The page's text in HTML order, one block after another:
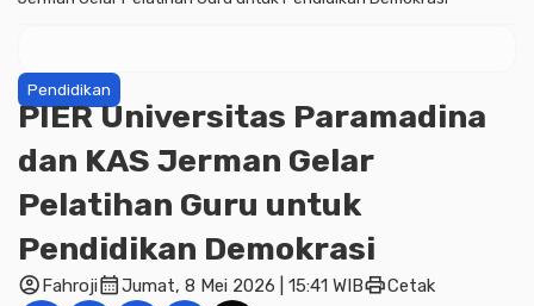
Pendidikan
PIER Universitas Paramadina
dan KAS Jerman Gelar
Pelatihan Guru untuk
Pendidikan Demokrasi
account_circleFahrojicalendar_monthJumat, 8 Mei 2026 | 15:41 WIBprintCetak